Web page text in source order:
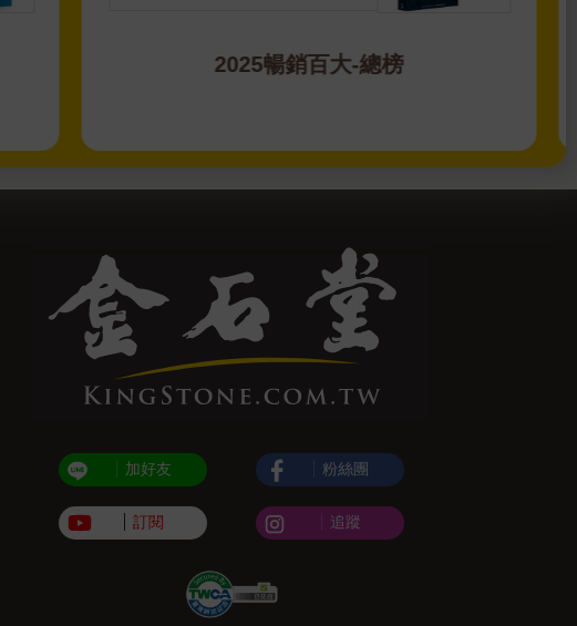
2025暢銷百大-總榜
加好友
訂閱
粉絲團
追蹤